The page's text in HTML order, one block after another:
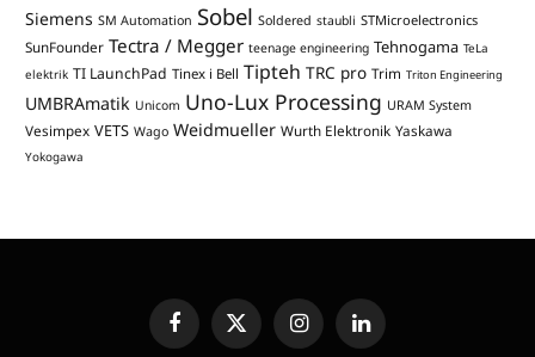
Siemens SM Automation Sobel Soldered staubli STMicroelectronics
SunFounder Tectra / Megger teenage engineering Tehnogama TeLa
elektrik TI LaunchPad Tinex i Bell Tipteh TRC pro Trim Triton Engineering
UMBRAmatik Unicom Uno-Lux Processing URAM System
Vesimpex VETS Wago Weidmueller Wurth Elektronik Yaskawa
Yokogawa
FacebookX
InstagramLinkedIn